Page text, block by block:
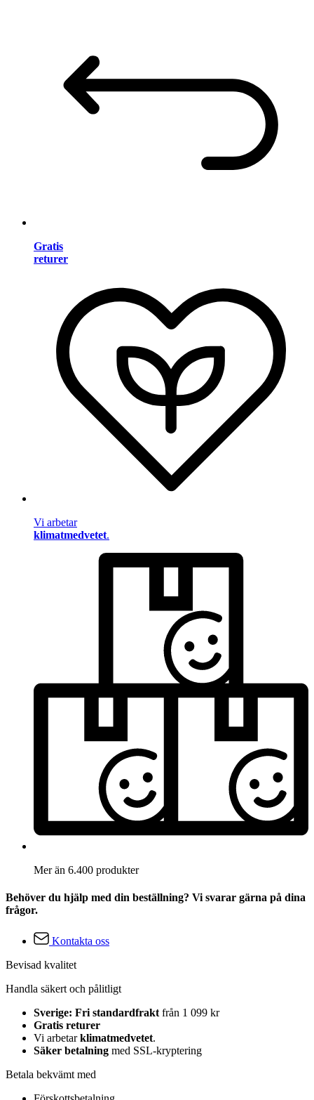
Gratis
returer
Vi arbetar
klimatmedvetet.
Mer än 6.400 produkter
Behöver du hjälp med din beställning? Vi svarar gärna på dina
frågor.
Kontakta oss
Bevisad kvalitet
Handla säkert och pålitligt
Sverige: Fri standardfrakt från 1 099 kr
Gratis returer
Vi arbetarklimatmedvetet.
Säker betalning med SSL-kryptering
Betala bekvämt med